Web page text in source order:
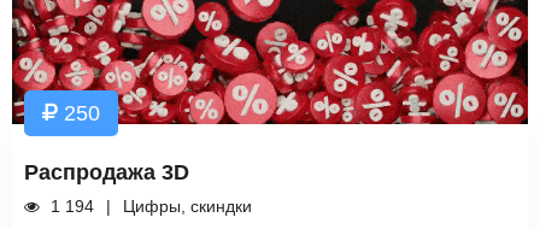
250
Распродажа 3D
1 194 Цифры, скиндки